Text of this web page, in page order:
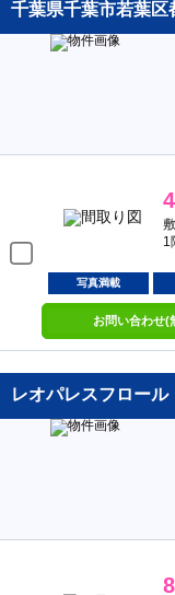
千葉県千葉市若葉区
1
写真満載
お問い合わせ(
レオパレスフロール